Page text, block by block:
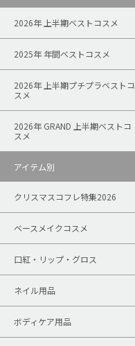
2026年 上半期ベストコスメ
2025年 年間ベストコスメ
2026年 上半期プチプラベストコ
スメ
2026年 GRAND 上半期ベストコ
スメ
アイテム別
クリスマスコフレ特集2026
ベースメイクコスメ
口紅・リップ・グロス
ネイル用品
ボディケア用品